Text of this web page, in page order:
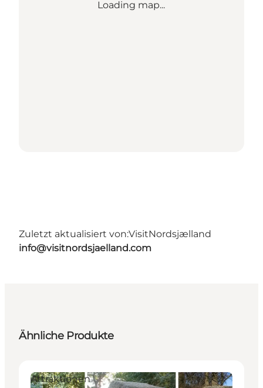
Loading map...
Zuletzt aktualisiert von:VisitNordsjælland
info@visitnordsjaelland.com
Ähnliche Produkte
Attraktionen